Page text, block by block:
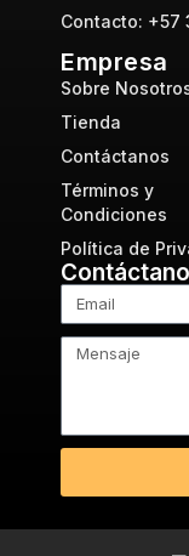
Contacto: +57
Empresa
Sobre
Tienda
Contáctanos
Términos y
Condiciones
Política de